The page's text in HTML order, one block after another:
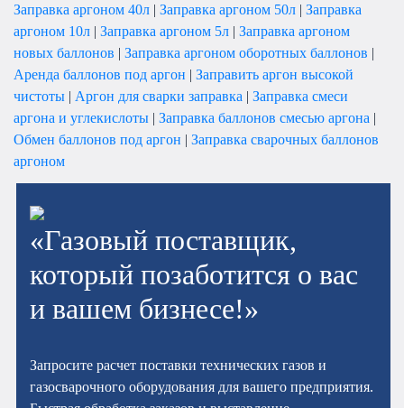
Заправка аргоном 40л | Заправка аргоном 50л | Заправка
аргоном 10л | Заправка аргоном 5л | Заправка аргоном
новых баллонов | Заправка аргоном оборотных баллонов |
Аренда баллонов под аргон | Заправить аргон высокой
чистоты | Аргон для сварки заправка | Заправка смеси
аргона и углекислоты | Заправка баллонов смесью аргона |
Обмен баллонов под аргон | Заправка сварочных баллонов
аргоном
«Газовый поставщик,
который позаботится о вас
и вашем бизнесе!»
Запросите расчет поставки технических газов и
газосварочного оборудования для вашего предприятия.